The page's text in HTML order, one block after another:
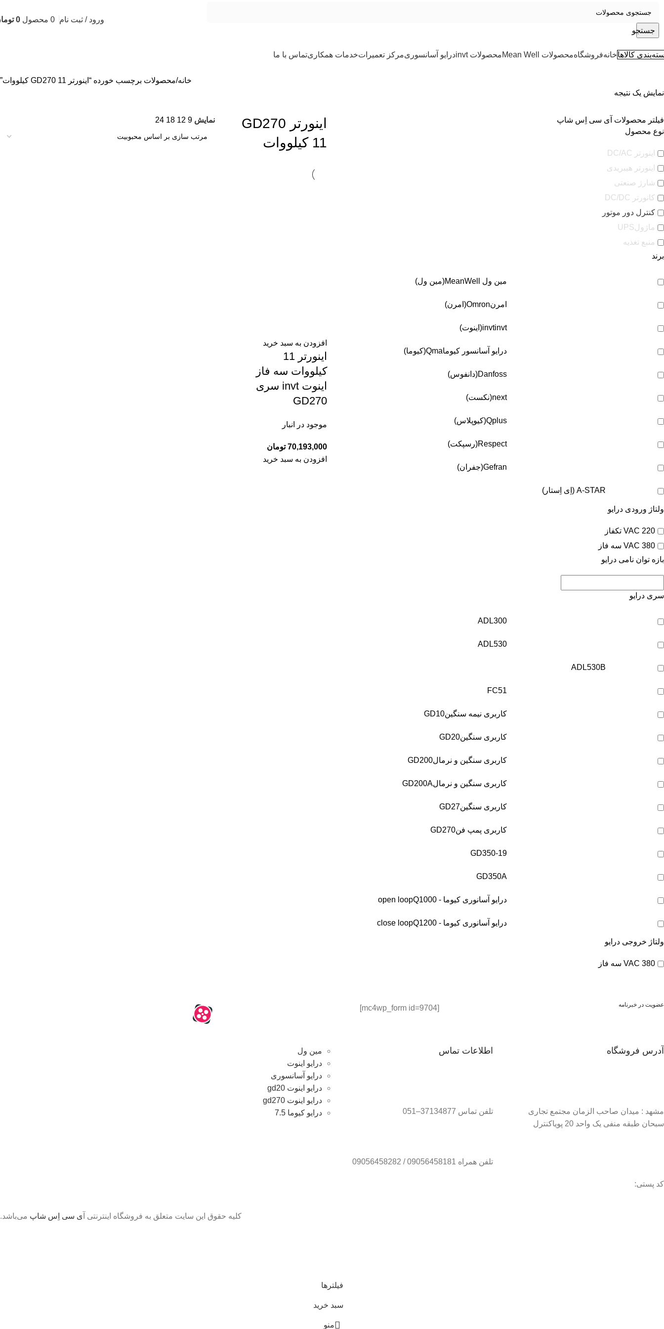
جستجو
ورود / ثبت نام 0 محصول 0
کالاهاخانهفروشگاهمحصولات Mean Well محصولات invt درایو آسانسوریمرکز تعمیراتخدمات همکاریتماس با ما
خانه محصولات برچسب خورده “اینورتر GD270 11 کیلووات”
نمایش یک نتیجه
فیلتر محصولات آی سی اِس شاپ
نوع محصول
اینورتر DC/AC
اینورتر هیبریدی
شارژ صنعتی
کانورتر DC/DC
کنترل دور موتور
ماژولUPS
منبع تغذیه
برند
مین ول MeanWell(مین ول)
امرنOmron(امرن)
invtinvt(اینوت)
درایو آسانسور کیوماQma(کیوما)
Danfoss(دانفوس)
next(نکست)
Qplus(کیوپلاس)
Respect(رسپکت)
Gefran(جفران)
A-STAR (اِی اِستار)
ولتاژ ورودی درایو
220 VAC تکفاز
380 VAC سه فاز
بازه توان نامی درایو
سری درایو
ADL300
ADL530
ADL530B
FC51
کاربری نیمه سنگینGD10
کاربری سنگینGD20
کاربری سنگین و نرمالGD200
کاربری سنگین و نرمالGD200A
کاربری سنگینGD27
کاربری پمپ فنGD270
GD350-19
GD350A
درایو آسانوری کیوما - open loop Q1000
درایو آسانوری کیوما - close loop Q1200
ولتاژ خروجی درایو
380 VAC سه فاز
اینورتر GD270
11 کیلووات
نمایش9
12
18
24
افزودن به سبد خرید
اينورتر 11
کیلووات سه فاز
اینوت invt سری
GD270
موجود در انبار
70,193,000 تومان
افزودن به سبد خرید
عضویت در خبرنامه [mc4wp_form id=9704]
آدرس فروشگاه
مشهد : میدان صاحب الزمان مجتمع تجاری
سبحان طبقه منفی یک واحد 20 پویاکنترل
کد پستی:
اطلاعات تماس
تلفن تماس 37134877–051
تلفن همراه 09056458181 / 09056458282
مین ول
درایو اینوت
درایو آسانسوری
درایو اینوت gd20
درایو اینوت gd270
درایو کیوما 7.5
کلیه حقوق این سایت متعلق به فروشگاه اینترنتی آ ی سی اِس شاپ می‌باشد.
فیلترها
سبد خرید
منو